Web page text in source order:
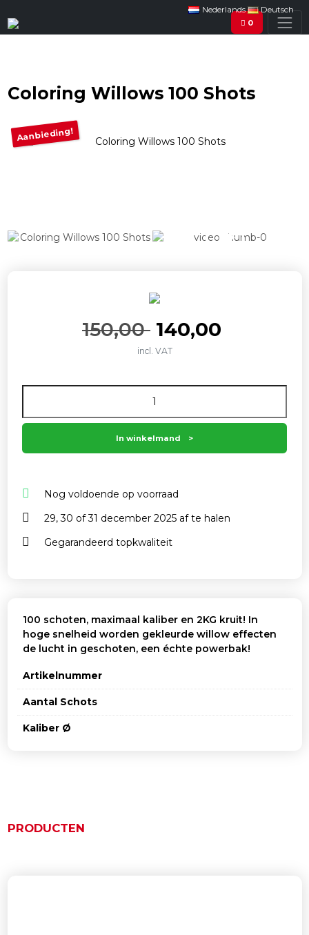
Nederlands
Deutsch
0
Coloring Willows 100 Shots
Aanbieding!
150,00
prijs
was:
150,00 .
140,00
is:
140,00 .
incl. VAT
In winkelmand
Nog voldoende op voorraad
29, 30 of 31 december 2025 af te halen
Gegarandeerd topkwaliteit
100 schoten, maximaal kaliber en 2KG kruit! In
hoge snelheid worden gekleurde willow effecten
de lucht in geschoten, een échte powerbak!
Artikelnummer
Aantal Schots
Kaliber Ø
PRODUCTEN